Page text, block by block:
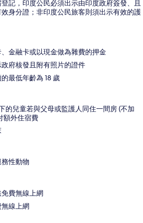
記，印度公民必須出示由印度政府簽發、且
身分證；非印度公民旅客則須出示有效的護
金融卡或以現金做為雜費的押金
府核發且附有照片的證件
最低年齡為 18 歲
的兒童若與父母或監護人同住一間房 (不加
額外住宿費
性動物
費無線上網
線上網